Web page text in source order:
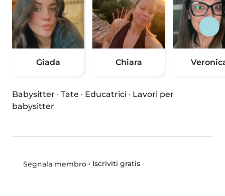
Giada Chiara
Babysitter · Tate · Educatrici · Lavori per
babysitter
Segnala membro• Iscriviti gratis